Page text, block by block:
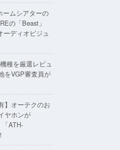
ームシアターの
の「Beast」
ーディオビジュ
種を厳選レビュ
をVGP審査員が
】オーテクのお
ヤホンが
ATH-